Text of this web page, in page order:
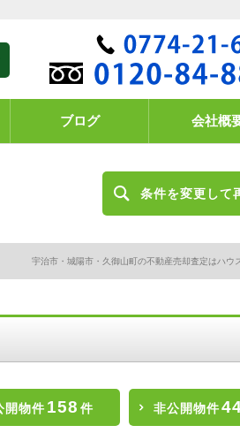
ブログ 会社概
条件を変更して
宇治市・城陽市・久御山町の不動産売却査定はハウ
開物件 158 件 非公開物件